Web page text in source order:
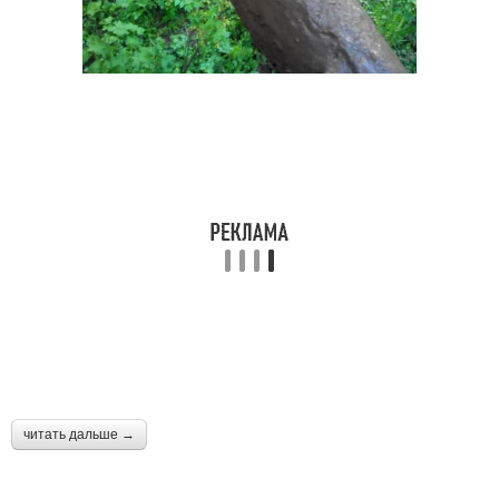
читать дальше →